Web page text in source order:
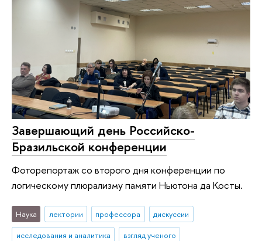
Завершающий день Российско-
Бразильской конференции
Фоторепортаж со второго дня конференции по
логическому плюрализму памяти Ньютона да Косты.
Наука лектории профессора
дискуссии
исследования и аналитика
взгляд ученого